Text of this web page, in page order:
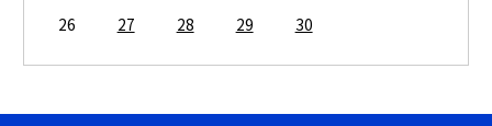
26
27 28 29 30